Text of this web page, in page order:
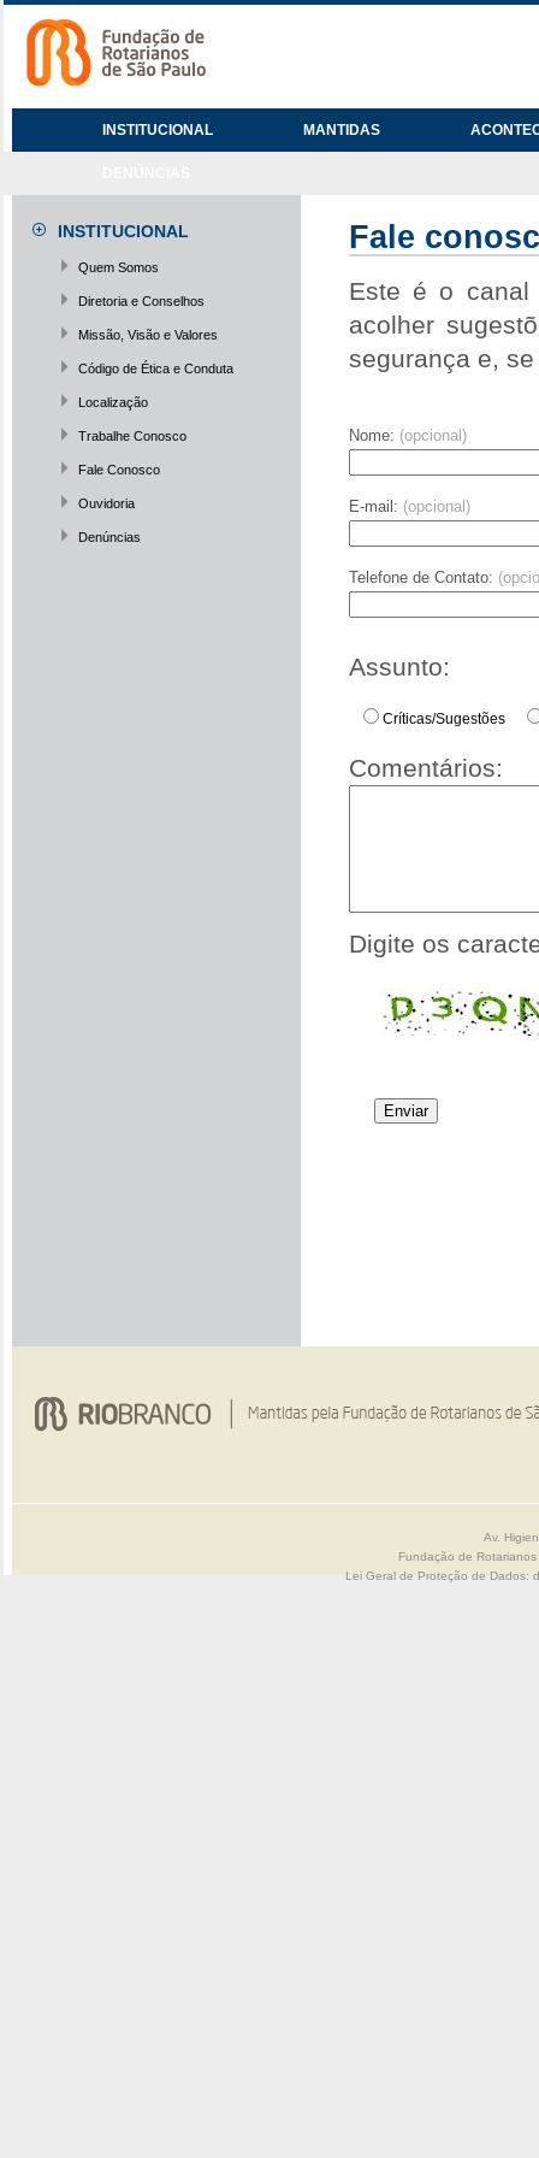
INSTITUCIONAL MANTIDAS
INSTITUCIONAL
Quem Somos
Diretoria e Conselhos
Missão, Visão e Valores
Código de Ética e Conduta
Localização
Trabalhe Conosco
Fale Conosco
Ouvidoria
Denúncias
Fale
Este é o canal
acolher
segurança e,
Nome: (opcional)
E-mail: (opcional)
Telefone de Contato:
Assunto:
Críticas/Sugestões
Comentários:
Digite os
Av.
Fundação de
Lei Geral de Proteção de Dados: